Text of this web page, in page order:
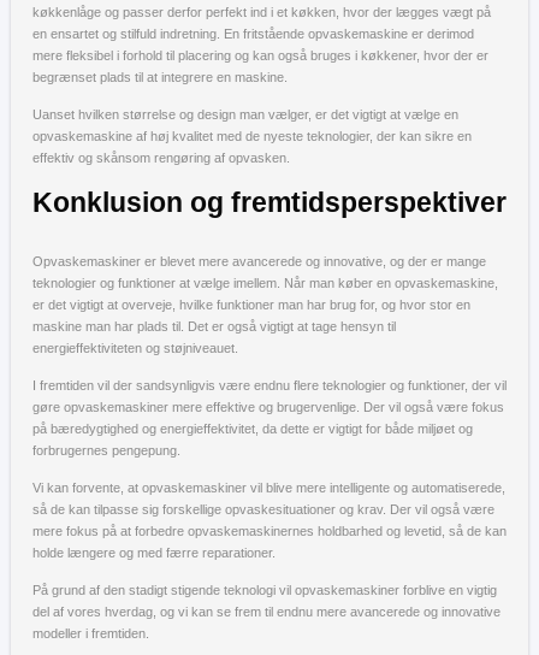
køkkenlåge og passer derfor perfekt ind i et køkken, hvor der lægges vægt på
en ensartet og stilfuld indretning. En fritstående opvaskemaskine er derimod
mere fleksibel i forhold til placering og kan også bruges i køkkener, hvor der er
begrænset plads til at integrere en maskine.
Uanset hvilken størrelse og design man vælger, er det vigtigt at vælge en
opvaskemaskine af høj kvalitet med de nyeste teknologier, der kan sikre en
effektiv og skånsom rengøring af opvasken.
Konklusion og fremtidsperspektiver
Opvaskemaskiner er blevet mere avancerede og innovative, og der er mange
teknologier og funktioner at vælge imellem. Når man køber en opvaskemaskine,
er det vigtigt at overveje, hvilke funktioner man har brug for, og hvor stor en
maskine man har plads til. Det er også vigtigt at tage hensyn til
energieffektiviteten og støjniveauet.
I fremtiden vil der sandsynligvis være endnu flere teknologier og funktioner, der vil
gøre opvaskemaskiner mere effektive og brugervenlige. Der vil også være fokus
på bæredygtighed og energieffektivitet, da dette er vigtigt for både miljøet og
forbrugernes pengepung.
Vi kan forvente, at opvaskemaskiner vil blive mere intelligente og automatiserede,
så de kan tilpasse sig forskellige opvaskesituationer og krav. Der vil også være
mere fokus på at forbedre opvaskemaskinernes holdbarhed og levetid, så de kan
holde længere og med færre reparationer.
På grund af den stadigt stigende teknologi vil opvaskemaskiner forblive en vigtig
del af vores hverdag, og vi kan se frem til endnu mere avancerede og innovative
modeller i fremtiden.